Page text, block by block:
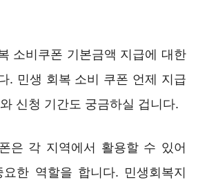
소비쿠폰 기본금액 지급에 대한
. 민생 회복 소비 쿠폰 언제 지급
신청 기간도 궁금하실 겁니다.
은 각 지역에서 활용할 수 있어
한 역할을 합니다. 민생회복지